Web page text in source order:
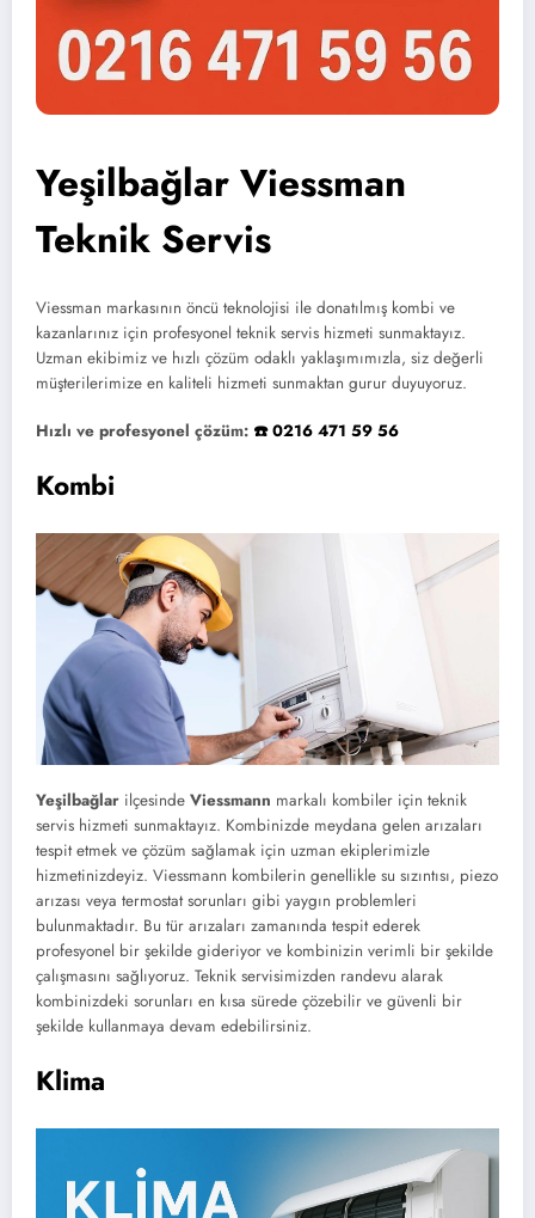
Yeşilbağlar Viessman
Teknik Servis
Viessman markasının öncü teknolojisi ile donatılmış kombi ve
kazanlarınız için profesyonel teknik servis hizmeti sunmaktayız.
Uzman ekibimiz ve hızlı çözüm odaklı yaklaşımımızla, siz değerli
müşterilerimize en kaliteli hizmeti sunmaktan gurur duyuyoruz.
Hızlı ve profesyonel çözüm: ☎️ 0216 471 59 56
Kombi
Yeşilbağlar ilçesinde Viessmann markalı kombiler için teknik
servis hizmeti sunmaktayız. Kombinizde meydana gelen arızaları
tespit etmek ve çözüm sağlamak için uzman ekiplerimizle
hizmetinizdeyiz. Viessmann kombilerin genellikle su sızıntısı, piezo
arızası veya termostat sorunları gibi yaygın problemleri
bulunmaktadır. Bu tür arızaları zamanında tespit ederek
profesyonel bir şekilde gideriyor ve kombinizin verimli bir şekilde
çalışmasını sağlıyoruz. Teknik servisimizden randevu alarak
kombinizdeki sorunları en kısa sürede çözebilir ve güvenli bir
şekilde kullanmaya devam edebilirsiniz.
Klima